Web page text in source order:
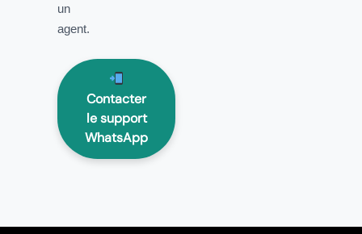
un
agent.
Contacter
le support
WhatsApp